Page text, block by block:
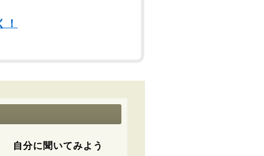
自分に聞いてみよう